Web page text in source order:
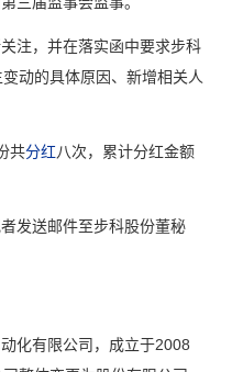
，并在落实函中要求步科
动的具体原因、新增相关人
共分红八次，累计分红金额
送邮件至步科股份董秘
有限公司，成立于2008